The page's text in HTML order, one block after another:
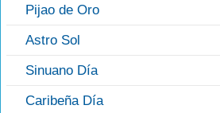
Pijao de Oro
Astro Sol
Sinuano Día
Caribeña Día